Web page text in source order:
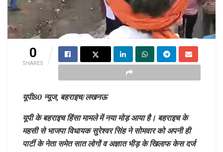
0
SHARES
यूपी80 न्यूज, बहराइच/लखनऊ
यूपी के बहराइच हिंसा मामले में नया मोड़ आया है। बहराइच के
महसी से भाजपा विधायक सुरेश्वर सिंह ने सोमवार को अपनी ही
पार्टी के नेता समेत सात लोगों व अज्ञात भीड़ के खिलाफ केस दर्ज